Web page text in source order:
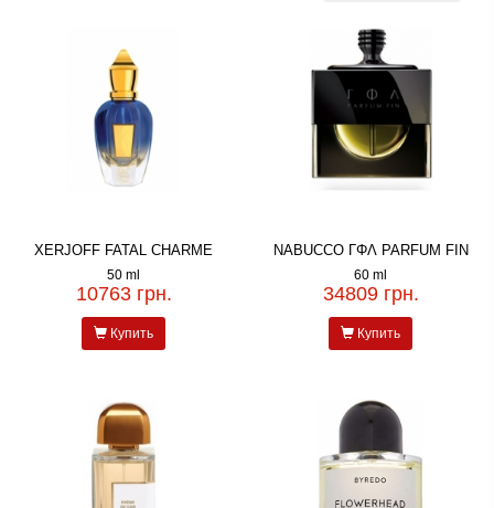
XERJOFF FATAL CHARME
50 ml
10763 грн.
Купить
NABUCCO ΓΦΛ PARFUM FIN
60 ml
34809 грн.
Купить